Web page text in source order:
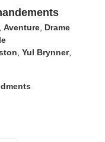
,Aventure Drame
,Yul Brynner,